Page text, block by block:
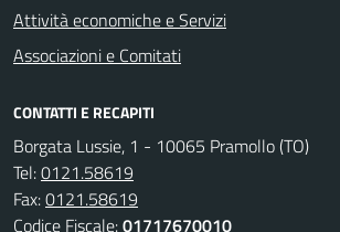
Attività economiche e Servizi
Associazioni e Comitati
CONTATTI E RECAPITI
Borgata Lussie, 1 - 10065 Pramollo (TO)
Tel:0121.58619
Fax:0121.58619
Codice Fiscale:01717670010